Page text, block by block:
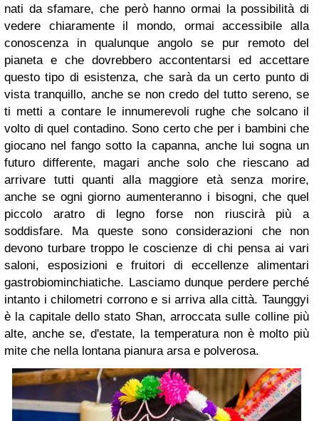
nati da sfamare, che però hanno ormai la possibilità di
vedere chiaramente il mondo, ormai accessibile alla
conoscenza in qualunque angolo se pur remoto del
pianeta e che dovrebbero accontentarsi ed accettare
questo tipo di esistenza, che sarà da un certo punto di
vista tranquillo, anche se non credo del tutto sereno, se
ti metti a contare le innumerevoli rughe che solcano il
volto di quel contadino. Sono certo che per i bambini che
giocano nel fango sotto la capanna, anche lui sogna un
futuro differente, magari anche solo che riescano ad
arrivare tutti quanti alla maggiore età senza morire,
anche se ogni giorno aumenteranno i bisogni, che quel
piccolo aratro di legno forse non riuscirà più a
soddisfare. Ma queste sono considerazioni che non
devono turbare troppo le coscienze di chi pensa ai vari
saloni, esposizioni e fruitori di eccellenze alimentari
gastrobiominchiatiche. Lasciamo dunque perdere perché
intanto i chilometri corrono e si arriva alla città. Taunggyi
è la capitale dello stato Shan, arroccata sulle colline più
alte, anche se, d'estate, la temperatura non è molto più
mite che nella lontana pianura arsa e polverosa.